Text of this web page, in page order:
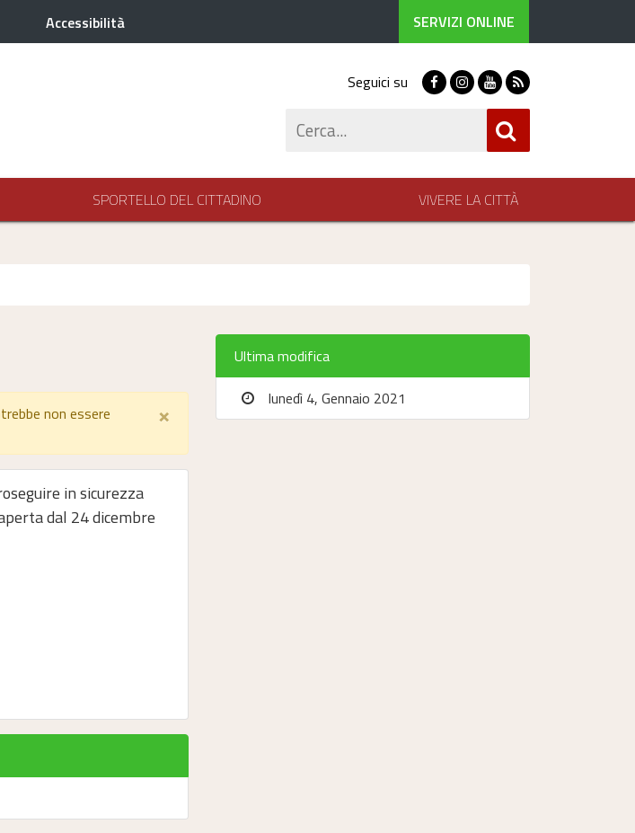
Accessibilità SERVIZI ONLINE
Seguici su FacebookInstagram
Youtube
RSS
SPORTELLO DEL CITTADINO VIVERE LA CITTÀ
non essere
×
in sicurezza
dal 24 dicembre
Ultima modifica
lunedì 4, Gennaio 2021